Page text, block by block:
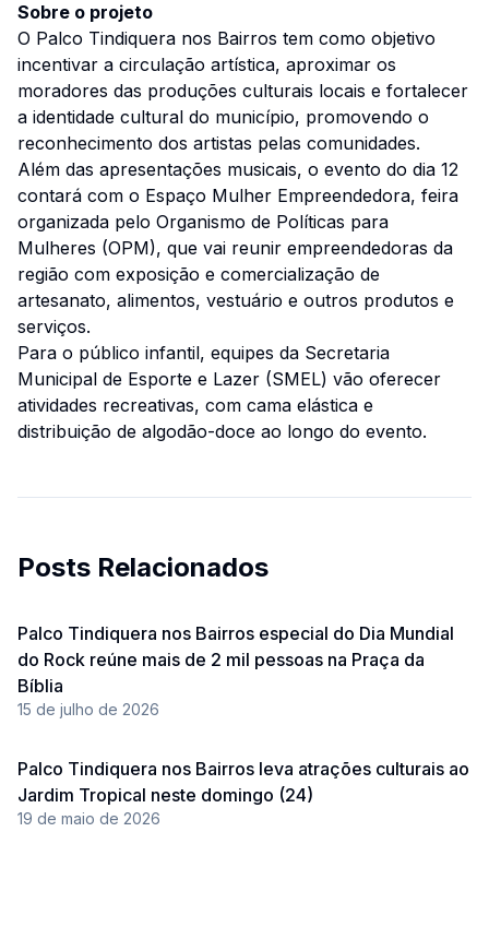
Sobre o projeto
O Palco Tindiquera nos Bairros tem como objetivo
incentivar a circulação artística, aproximar os
moradores das produções culturais locais e fortalecer
a identidade cultural do município, promovendo o
reconhecimento dos artistas pelas comunidades.
Além das apresentações musicais, o evento do dia 12
contará com o Espaço Mulher Empreendedora, feira
organizada pelo Organismo de Políticas para
Mulheres (OPM), que vai reunir empreendedoras da
região com exposição e comercialização de
artesanato, alimentos, vestuário e outros produtos e
serviços.
Para o público infantil, equipes da Secretaria
Municipal de Esporte e Lazer (SMEL) vão oferecer
atividades recreativas, com cama elástica e
distribuição de algodão-doce ao longo do evento.
Posts Relacionados
Palco Tindiquera nos Bairros especial do Dia Mundial
do Rock reúne mais de 2 mil pessoas na Praça da
Bíblia
15 de julho de 2026
Palco Tindiquera nos Bairros leva atrações culturais ao
Jardim Tropical neste domingo (24)
19 de maio de 2026